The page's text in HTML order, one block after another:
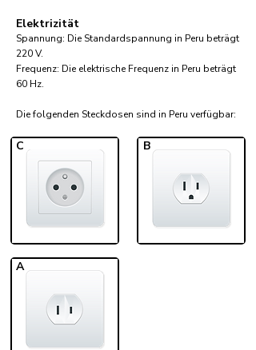
Elektrizität
Spannung: Die Standardspannung in Peru beträgt
220 V.
Frequenz: Die elektrische Frequenz in Peru beträgt
60 Hz.
Die folgenden Steckdosen sind in Peru verfügbar:​
C
A
B